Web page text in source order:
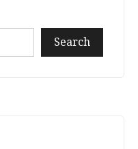
Search